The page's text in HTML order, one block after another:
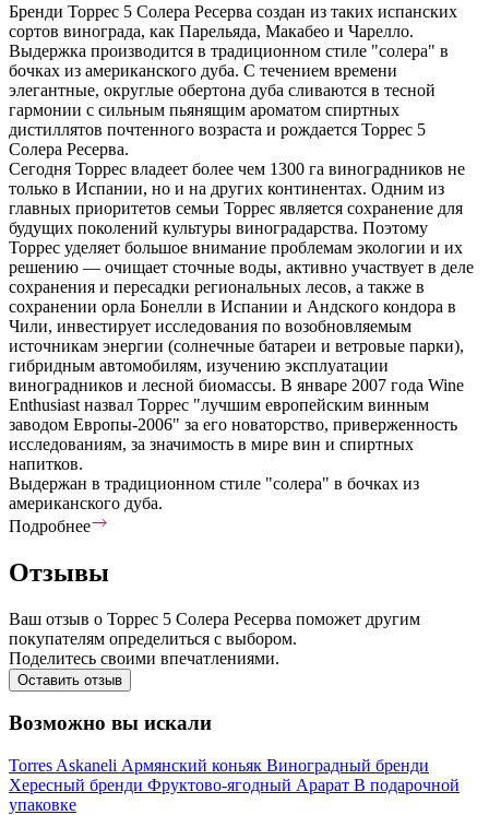
Бренди Торрес 5 Солера Ресерва создан из таких испанских
сортов винограда, как Парельяда, Макабео и Чарелло.
Выдержка производится в традиционном стиле "солера" в
бочках из американского дуба. С течением времени
элегантные, округлые обертона дуба сливаются в тесной
гармонии с сильным пьянящим ароматом спиртных
дистиллятов почтенного возраста и рождается Торрес 5
Солера Ресерва.
Сегодня Торрес владеет более чем 1300 га виноградников не
только в Испании, но и на других континентах. Одним из
главных приоритетов семьи Торрес является сохранение для
будущих поколений культуры виноградарства. Поэтому
Торрес уделяет большое внимание проблемам экологии и их
решению — очищает сточные воды, активно участвует в деле
сохранения и пересадки региональных лесов, а также в
сохранении орла Бонелли в Испании и Андского кондора в
Чили, инвестирует исследования по возобновляемым
источникам энергии (солнечные батареи и ветровые парки),
гибридным автомобилям, изучению эксплуатации
виноградников и лесной биомассы. В январе 2007 года Wine
Enthusiast назвал Торрес "лучшим европейским винным
заводом Европы-2006" за его новаторство, приверженность
исследованиям, за значимость в мире вин и спиртных
напитков.
Выдержан в традиционном стиле "солера" в бочках из
американского дуба.
Подробнее
Отзывы
Ваш отзыв о Торрес 5 Солера Ресерва поможет другим
покупателям определиться с выбором.
Поделитесь своими впечатлениями.
Оставить отзыв
Возможно вы искали
Torres Askaneli Армянский коньяк Виноградный бренди
Хересный бренди Фруктово-ягодный Арарат В подарочной
упаковке